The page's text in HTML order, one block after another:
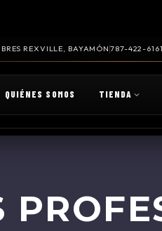
REXVILLE, BAYAMÓN 787-422-6161
QUIÉNES SOMOS TIENDA